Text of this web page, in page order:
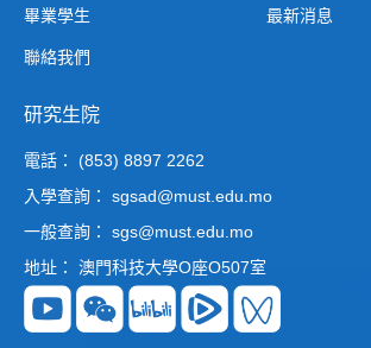
畢業學生 最新消息
聯絡我們
研究生院
電話： (853) 8897 2262
入學查詢： sgsad@must.edu.mo
一般查詢： sgs@must.edu.mo
地址： 澳門科技大學O座O507室